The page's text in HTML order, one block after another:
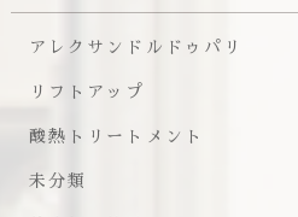
アレクサンドルドゥパリ
リフトアップ
酸熱トリートメント
未分類